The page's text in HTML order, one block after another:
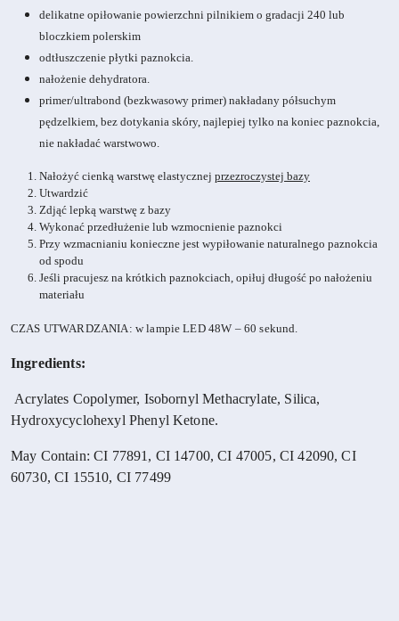
delikatne opiłowanie powierzchni pilnikiem o gradacji 240 lub
bloczkiem polerskim
odtłuszczenie płytki paznokcia.
nałożenie dehydratora.
primer/ultrabond (bezkwasowy primer) nakładany półsuchym
pędzelkiem, bez dotykania skóry, najlepiej tylko na koniec paznokcia,
nie nakładać warstwowo.
Nałożyć cienką warstwę elastycznej przezroczystej bazy
Utwardzić
Zdjąć lepką warstwę z bazy
Wykonać przedłużenie lub wzmocnienie paznokci
Przy wzmacnianiu konieczne jest wypiłowanie naturalnego paznokcia
od spodu
Jeśli pracujesz na krótkich paznokciach, opiłuj długość po nałożeniu
materiału
CZAS UTWARDZANIA: w lampie LED 48W – 60 sekund.
Ingredients:
Acrylates Copolymer, Isobornyl Methacrylate, Silica,
Hydroxycyclohexyl Phenyl Ketone.
May Contain: CI 77891, CI 14700, CI 47005, CI 42090, CI
60730, CI 15510, CI 77499